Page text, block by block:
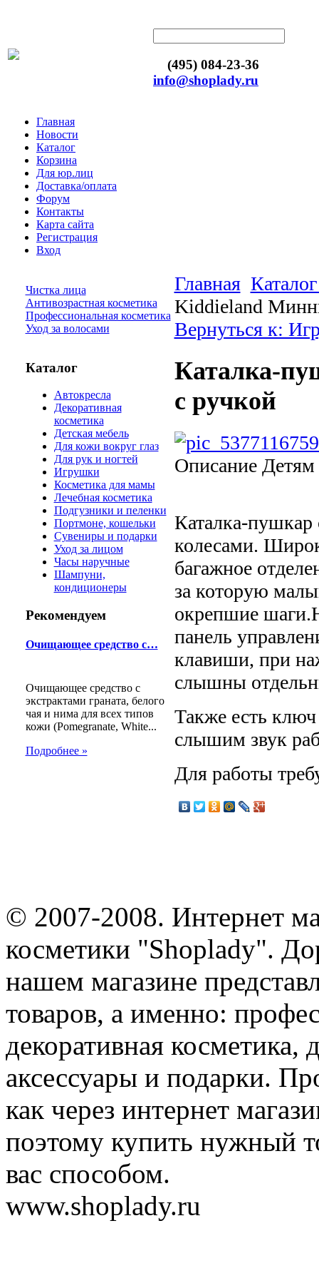
(495) 084-23-36
info@shoplady.ru
Главная
Новости
Каталог
Корзина
Для юр.лиц
Доставка/оплата
Форум
Контакты
Карта сайта
Регистрация
Вход
Чистка лица
Антивозрастная косметика
Профессиональная косметика
Уход за волосами
Каталог
Автокресла
Декоративная
косметика
Детская мебель
Для кожи вокруг глаз
Для рук и ногтей
Игрушки
Косметика для мамы
Лечебная косметика
Подгузники и пеленки
Портмоне, кошельки
Сувениры и подарки
Уход за лицом
Часы наручные
Шампуни,
кондиционеры
Рекомендуем
Очищающее средство с…
Очищающее средство с
экстрактами граната, белого
чая и нима для всех типов
кожи (Pomegranate, White...
Подробнее »
Главная
Kiddieland
Вернуться к:
Каталка-
с ручкой
ОписаниеДетям
Каталка-пушкар
колесами.
багажное
за которую
окрепшие
панель
клавиши, при
слышны
Также есть
слышим звук
Для работы
© 2007-2008. Интернет
косметики "Shoplady".
нашем магазине
товаров, а именно:
декоративная косметика,
аксессуары и подарки.
как через интернет
поэтому купить нужный
вас способом.
www.shoplady.ru